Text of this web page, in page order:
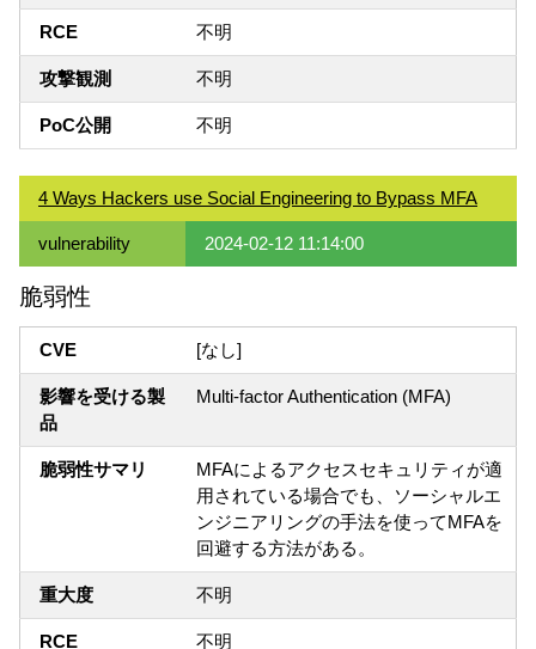
RCE 不明
攻撃観測 不明
PoC公開 不明
4 Ways Hackers use Social Engineering to Bypass MFA
vulnerability 2024-02-12 11:14:00
脆弱性
CVE [なし]
影響を受ける製
品
Multi-factor Authentication (MFA)
脆弱性サマリ
MFAによるアクセスセキュリティが適
用されている場合でも、ソーシャルエ
ンジニアリングの手法を使ってMFAを
回避する方法がある。
重大度 不明
RCE 不明